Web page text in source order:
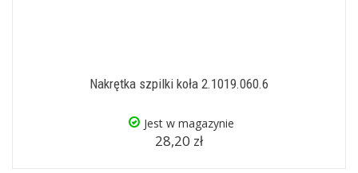
Nakrętka szpilki koła 2.1019.060.6
Jest w magazynie
28,20 zł